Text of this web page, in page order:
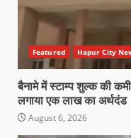
Featured Hapur City
बैनामे में स्टाम्प शुल्क की
लगाया एक लाख का अर्थदंड
August 6, 2026